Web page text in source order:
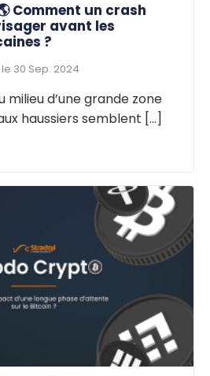
🌎 Comment un crash
avant les
?
30 Sep. 2024
milieu d’une grande zone
haussiers semblent [...]